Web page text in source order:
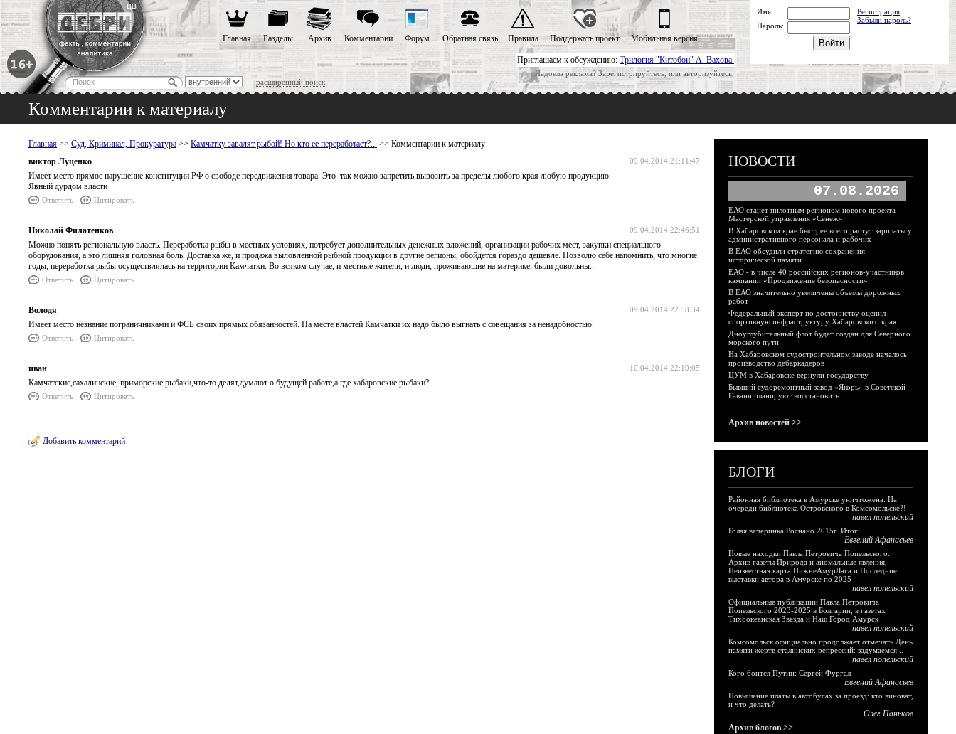
Приглашаем к обсуждению: Трилогия "Китобои" А. Вахова.
Надоела реклама? Зарегистрируйтесь, или авторизуйтесь.
расширенный поиск
Главная Разделы Архив Комментарии Форум Обратная связь Правила Поддержать проект Мобильная версия
Имя:
Регистрация
Забыли пароль?
Пароль:
Комментарии к материалу
Главная >> Суд, Криминал, Прокуратура >> Камчатку завалят рыбой! Но кто ее переработает?... >> Комментарии к материалу
09.04.2014 21:11:47
виктор Луценко
Имеет место прямое нарушение конституции РФ о свободе передвижения товара. Это так можно запретить вывозить за пределы любого края любую продукцию
Явный дурдом власти
Ответить Цитировать
09.04.2014 22:46:51
Николай Филатенков
Можно понять региональную власть. Переработка рыбы в местных условиях, потребует дополнительных денежных вложений, организации рабочих мест, закупки специального
оборудования, а это лишняя головная боль. Доставка же, и продажа выловленной рыбной продукции в другие регионы, обойдется гораздо дешевле. Позволю себе напомнить, что многие
годы, переработка рыбы осуществлялась на территории Камчатки. Во всяком случае, и местные жители, и люди, проживающие на материке, были довольны...
Ответить Цитировать
09.04.2014 22:58:34
Володя
Имеет место незнание пограничниками и ФСБ своих прямых обязанностей. На месте властей Камчатки их надо было выгнать с совещания за ненадобностью.
Ответить Цитировать
10.04.2014 22:19:05
иван
Камчатские,сахалинские, приморские рыбаки,что-то делят,думают о будущей работе,а где хабаровские рыбаки?
Ответить Цитировать
Добавить комментарий
НОВОСТИ
07.08.2026
ЕАО станет пилотным регионом нового проекта
Мастерской управления «Сенеж»
В Хабаровском крае быстрее всего растут зарплаты у
административного персонала и рабочих
В ЕАО обсудили стратегию сохранения
исторической памяти
ЕАО - в числе 40 российских регионов-участников
кампании «Продвижение безопасности»
В ЕАО значительно увеличены объемы дорожных
работ
Федеральный эксперт по достоинству оценил
спортивную инфраструктуру Хабаровского края
Дноуглубительный флот будет создан для Северного
морского пути
На Хабаровском судостроительном заводе началось
производство дебаркадеров
ЦУМ в Хабаровске вернули государству
Бывший судоремонтный завод «Якорь» в Советской
Гавани планируют восстановить
Архив новостей >>
БЛОГИ
Районная библиотека в Амурске уничтожена. На
очереди библиотека Островского в Комсомольске?!
павел попельский
Голая вечеринка Роснано 2015г. Итог.
Евгений Афанасьев
Новые находки Павла Петровича Попельского:
Архив газеты Природа и аномальные явления,
Неизвестная карта НижнеАмурЛага и Последние
выставки автора в Амурске по 2025
павел попельский
Официальные публикации Павла Петровича
Попельского 2023-2025 в Болгарии, в газетах
Тихоокеанская Звезда и Наш Город Амурск
павел попельский
Комсомольск официально продолжает отмечать День
памяти жертв сталинских репрессий: задумаемся...
павел попельский
Кого боится Путин: Сергей Фургал
Евгений Афанасьев
Повышение платы в автобусах за проезд: кто виноват,
и что делать?
Олег Паньков
Архив блогов >>